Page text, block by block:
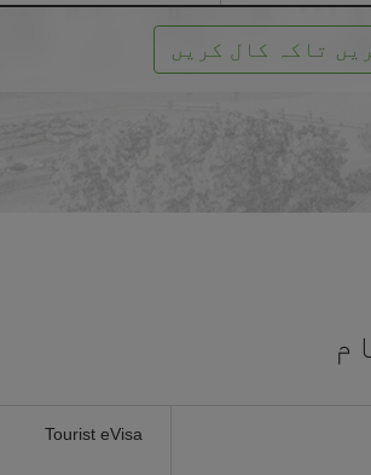
تاکہ کال کریں
Tourist eVisa